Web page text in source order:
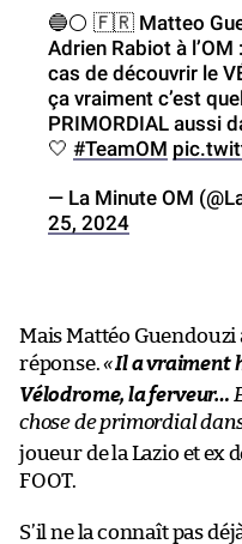
🔵⚪️ 🇫🇷 Matteo
Adrien Rabiot à
cas de découvrir le
ça vraiment c’est
PRIMORDIAL aussi
🤍 #TeamOM
— La Minute OM
25, 2024
Mais Mattéo Guendouzi
réponse.«Il a vraiment
Vélodrome, la ferveur…
chose de primordial
joueur de la Lazio et ex
FOOT.
S’il ne la connaît pas